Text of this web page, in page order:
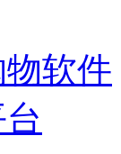
软件